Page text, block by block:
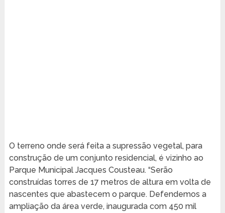
O terreno onde será feita a supressão vegetal, para
construção de um conjunto residencial, é vizinho ao
Parque Municipal Jacques Cousteau. “Serão
construídas torres de 17 metros de altura em volta de
nascentes que abastecem o parque. Defendemos a
ampliação da área verde, inaugurada com 450 mil